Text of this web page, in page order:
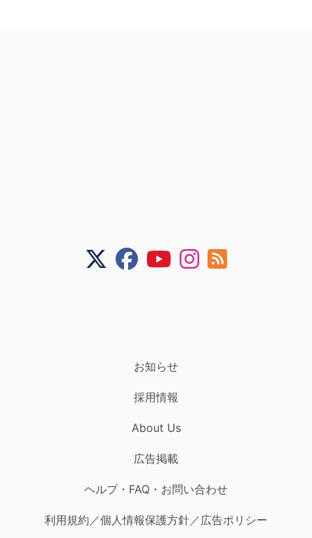
お知らせ
採用情報
About Us
広告掲載
ヘルプ・FAQ・お問い合わせ
利用規約／個人情報保護方針／広告ポリシー